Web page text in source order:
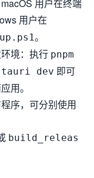
用户在终端
用户在
。
境：执行 pnpm
tauri dev 即可
用。
序，可分别使用
build_releas